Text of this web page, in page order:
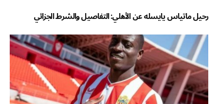
رحيل ماتياس يايسله عن الأهلي: التفاصيل والشرط الجزائي